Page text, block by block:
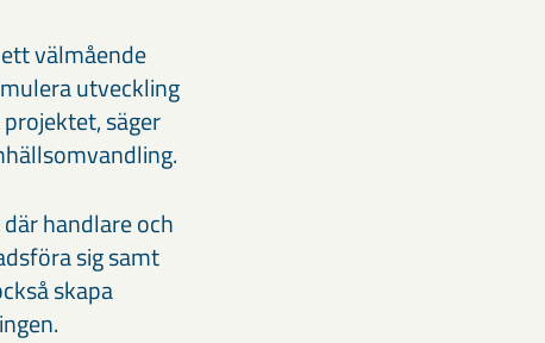
välmående
utveckling
säger
handlare och
sig samt
skapa